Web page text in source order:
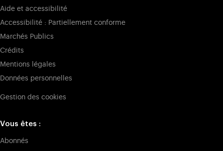
Aide et accessibilité
Accessibilité : Partiellement conforme
Marchés Publics
Crédits
Mentions légales
Données personnelles
Gestion des cookies
Vous êtes :
Abonnés